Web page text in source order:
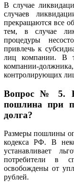
В случае
случаев
прекращаются все
тем, в случае
процедуры
привлечь к
лиц компании. В
компании-
контролирующих
Вопрос № 5. В
пошлина при
долга?
Размеры пошлины
кодекса РФ. В
устанавливает
потребители в
освобождены от
рублей.